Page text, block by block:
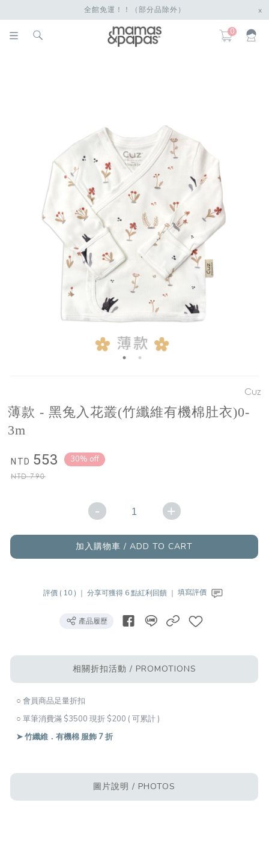
全館免運！！（部分品除外） x
0
Cuz
薄款 - 黑兔入花叢(竹纖維有機棉肚衣)0-
3m
NTD 553
NTD790
30% off
- +
加入購物車 / ADD TO CART
評價 ( 10 ) ｜分享可獲得 6 點紅利回饋 ｜填寫評價
產品履歷
相關折扣活動 / PROMOTIONS
○ 會員商品足量折扣
○ 單筆消費滿 $3500 現折 $200 ( 可累計 )
➤ 竹纖維．有機棉 服飾 7 折
圖片說明 / PHOTOS